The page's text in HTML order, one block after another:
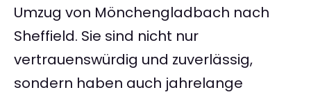
Umzug von Mönchengladbach nach
Sheffield. Sie sind nicht nur
vertrauenswürdig und zuverlässig,
sondern haben auch jahrelange